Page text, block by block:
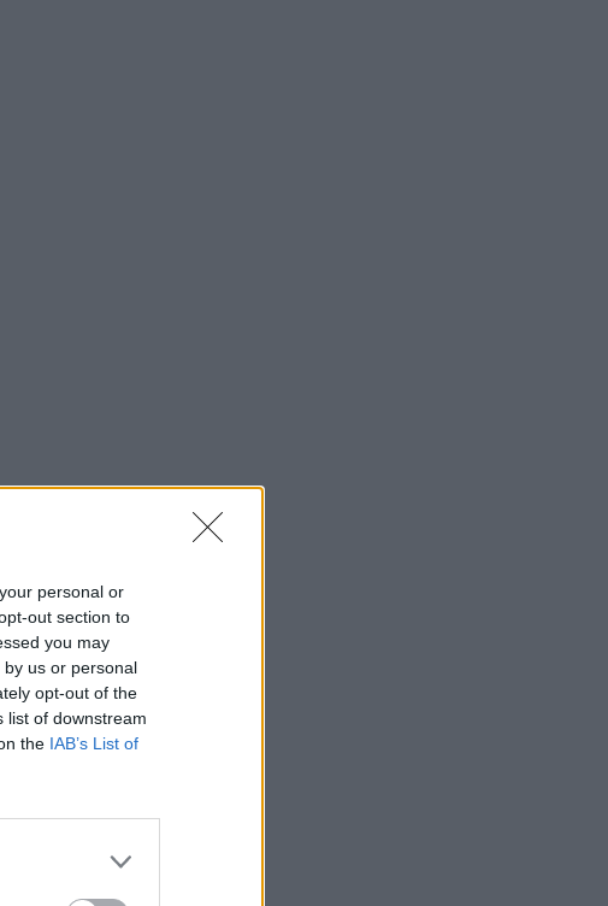
personal or
out section to
you may
us or personal
opt-out of the
list of downstream
the IAB’s List of